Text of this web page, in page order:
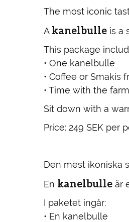
The most iconic
A kanelbulle is a
This package
• One kanelbulle
• Coffee or Smakis
• Time with the
Sit down with a
Price: 249 SEK per
Den mest ikoniska
En kanelbulle är
I paketet ingår:
• En kanelbulle